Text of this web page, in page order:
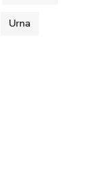
Urna